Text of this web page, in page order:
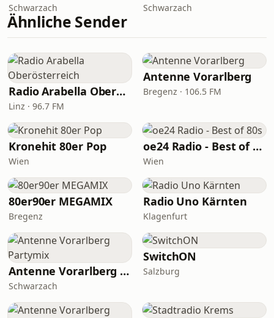
Schwarzach Schwarzach
Ähnliche Sender
Radio Arabella Oberösterreich
Linz · 96.7 FM
Antenne Vorarlberg
Bregenz · 106.5 FM
Kronehit 80er Pop
Wien
oe24 Radio - Best of 80s
Wien
80er90er MEGAMIX
Bregenz
Radio Uno Kärnten
Klagenfurt
Antenne Vorarlberg Partymix
Schwarzach
SwitchON
Salzburg